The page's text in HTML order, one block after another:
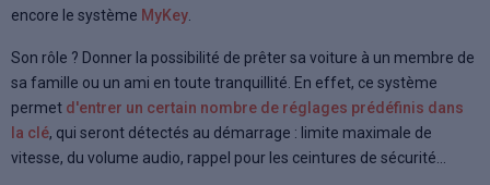
encore le système MyKey
Son rôle ? Donner la possibilité de prêter sa voiture à un membre de
sa famille ou un ami en toute tranquillité. En effet, ce système
permet d'entrer un certain nombre de réglages prédéfinis dans
la clé, qui seront détectés au démarrage : limite maximale de
vitesse, du volume audio, rappel pour les ceintures de sécurité...